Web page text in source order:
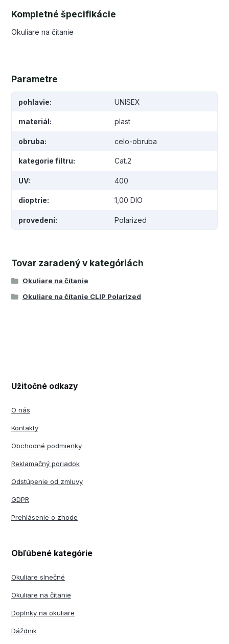
Kompletné špecifikácie
Okuliare na čítanie
Parametre
pohlavie UNISEX
materiál plast
obruba celo-obruba
kategorie filtru Cat.2
UV 400
dioptrie 1,00 DIO
provedení Polarized
Tovar zaradený v kategóriách
Okuliare na čítanie
Okuliare na čítanie CLIP Polarized
Užitočné odkazy
O nás
Kontakty
Obchodné podmienky
Reklamačný poriadok
Odstúpenie od zmluvy
GDPR
Prehlásenie o zhode
Obľúbené kategórie
Okuliare slnečné
Okuliare na čítanie
Doplnky na okuliare
Dáždnik